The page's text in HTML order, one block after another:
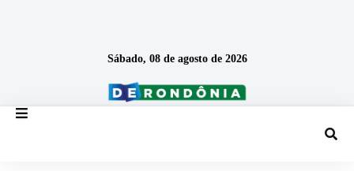
Sábado, 08 de agosto de 2026